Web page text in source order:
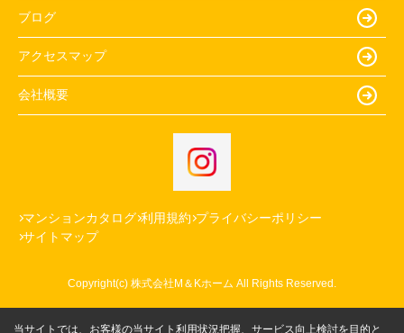
ブログ
アクセスマップ
会社概要
マンションカタログ 利用規約 プライバシーポリシー
サイトマップ
Copyright(c) 株式会社M＆Kホーム All Rights Reserved.
当サイトでは、お客様の当サイト利用状況把握、サービス向上検討を目的と